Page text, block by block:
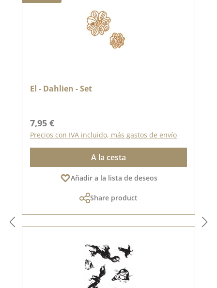
El - Dahlien - Set
Precio normal:
7,95 €
Precios con IVA incluido, más gastos de envío
A la cesta
Añadir a la lista de deseos
Share product